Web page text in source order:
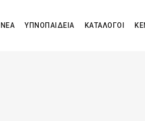
ΝΕΑ ΥΠΝΟΠΑΙΔΕΙΑ ΚΑΤΑΛΟΓΟΙ